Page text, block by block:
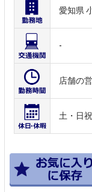
愛知県
-
店舗の
土・日